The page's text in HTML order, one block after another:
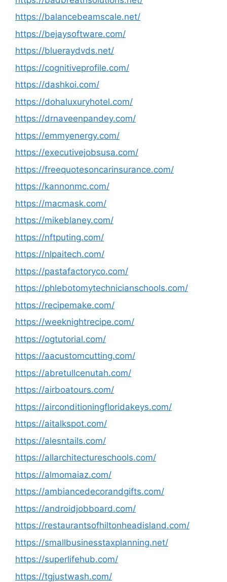
https://balancebeamscale.net/
https://bejaysoftware.com/
https://blueraydvds.net/
https://cognitiveprofile.com/
https://dashkoi.com/
https://dohaluxuryhotel.com/
https://drnaveenpandey.com/
https://emmyenergy.com/
https://executivejobsusa.com/
https://freequotesoncarinsurance.com/
https://kannonmc.com/
https://macmask.com/
https://mikeblaney.com/
https://nftputing.com/
https://nlpaitech.com/
https://pastafactoryco.com/
https://phlebotomytechnicianschools.com/
https://recipemake.com/
https://weeknightrecipe.com/
https://ogtutorial.com/
https://aacustomcutting.com/
https://abretullcenutah.com/
https://airboatours.com/
https://airconditioningfloridakeys.com/
https://aitalkspot.com/
https://alesntails.com/
https://allarchitectureschools.com/
https://almomaiaz.com/
https://ambiancedecorandgifts.com/
https://androidjobboard.com/
https://restaurantsofhiltonheadisland.com/
https://smallbusinesstaxplanning.net/
https://superlifehub.com/
https://tgjustwash.com/